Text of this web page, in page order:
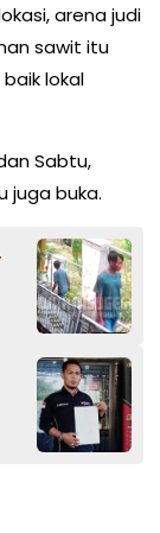
arena judi
sawit itu
lokal
Sabtu,
juga buka.